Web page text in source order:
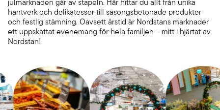
hantverk och delikatesser till säsongsbetonade produkter
och festlig stämning. Oavsett årstid är Nordstans marknader
ett uppskattat evenemang för hela familjen – mitt i hjärtat av
Nordstan!